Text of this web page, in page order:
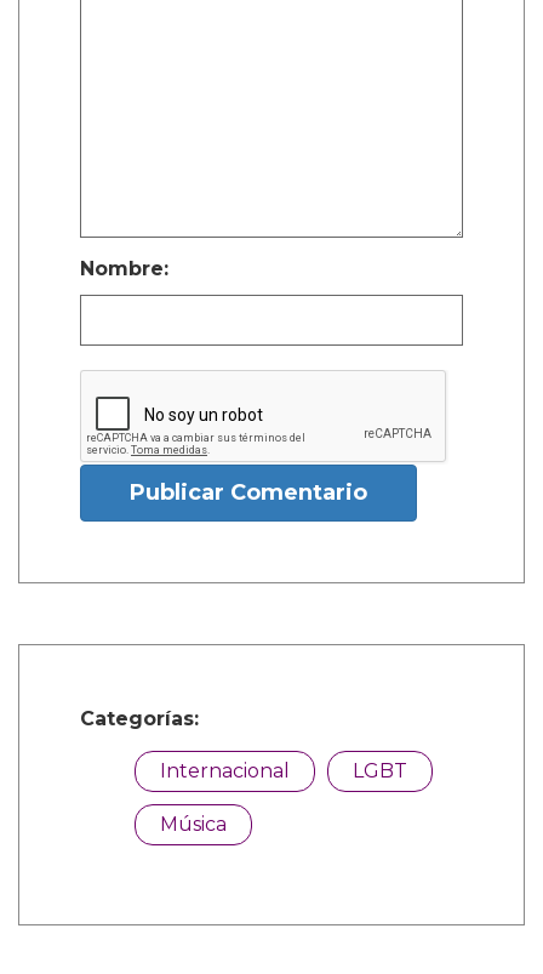
Nombre:
Publicar Comentario
Categorías:
Internacional LGBT
Música